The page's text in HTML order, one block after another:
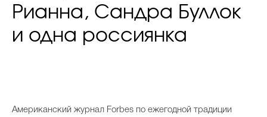
Рианна, Сандра Буллок
и одна россиянка
Американский журнал Forbes по ежегодной традиции